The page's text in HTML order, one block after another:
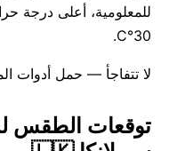
للمعلومية، أعلى درجة
30°C.
لا تتفاجأ — حمل أدوات